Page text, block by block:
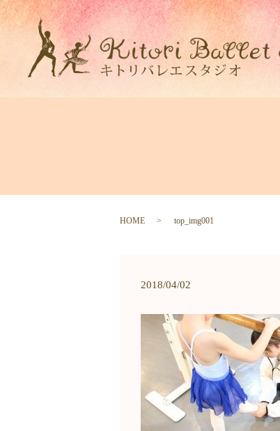
HOME top_img001
2018/04/02